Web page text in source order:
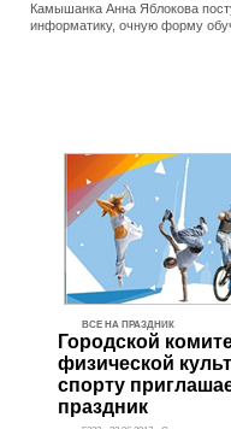
Камышанка Анна Яблокова
информатику, очную форму
ВСЕ НА ПРАЗДНИК
Городской
физической
спорту
праздник